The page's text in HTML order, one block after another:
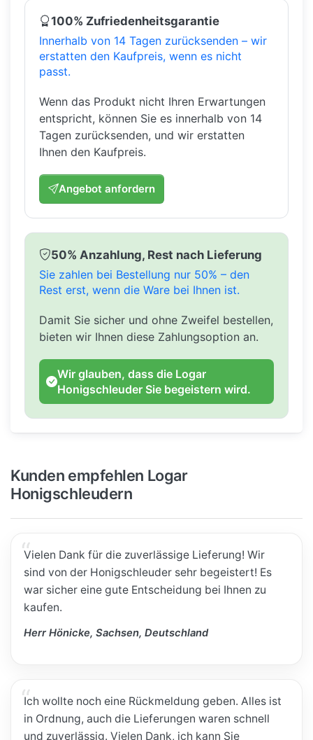
100% Zufriedenheitsgarantie
Innerhalb von 14 Tagen zurücksenden – wir
erstatten den Kaufpreis, wenn es nicht
passt.
Wenn das Produkt nicht Ihren Erwartungen
entspricht, können Sie es innerhalb von 14
Tagen zurücksenden, und wir erstatten
Ihnen den Kaufpreis.
Angebot anfordern
50% Anzahlung, Rest nach Lieferung
Sie zahlen bei Bestellung nur 50% – den
Rest erst, wenn die Ware bei Ihnen ist.
Damit Sie sicher und ohne Zweifel bestellen,
bieten wir Ihnen diese Zahlungsoption an.
Wir glauben, dass die Logar
Honigschleuder Sie begeistern wird.
Kunden empfehlen Logar
Honigschleudern
Vielen Dank für die zuverlässige Lieferung! Wir
sind von der Honigschleuder sehr begeistert! Es
war sicher eine gute Entscheidung bei Ihnen zu
kaufen.
Herr Hönicke, Sachsen, Deutschland
Ich wollte noch eine Rückmeldung geben. Alles ist
in Ordnung, auch die Lieferungen waren schnell
und zuverlässig. Vielen Dank, ich kann Sie